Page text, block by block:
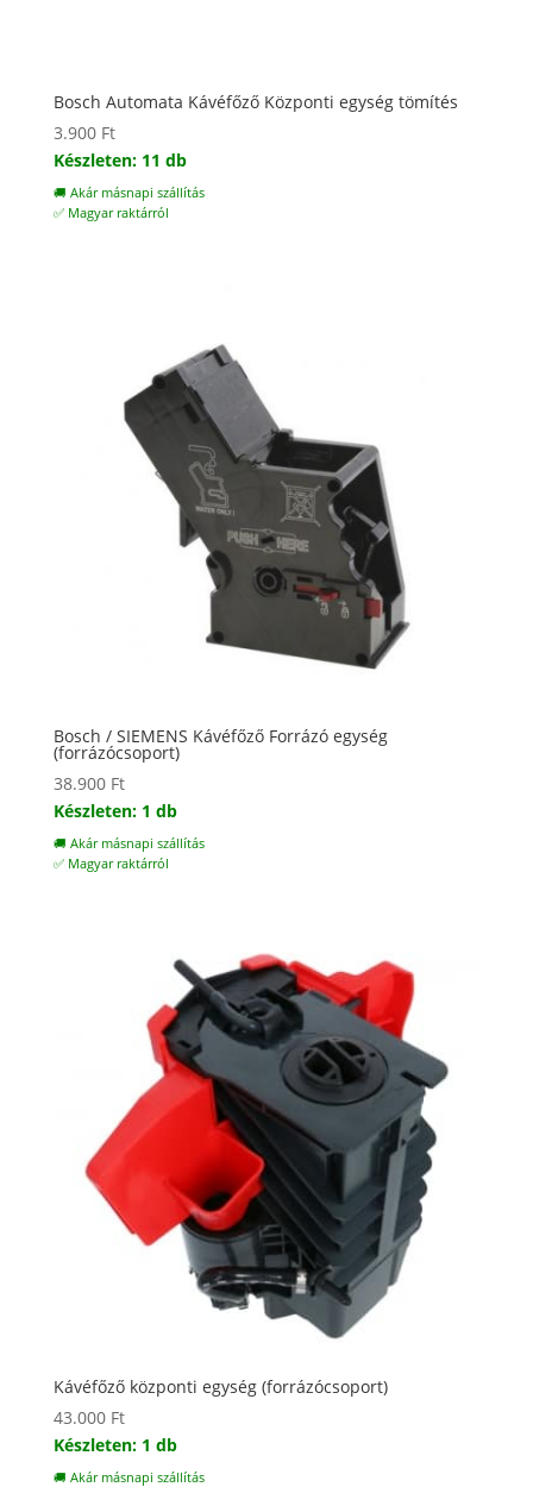
Bosch Automata Kávéfőző Központi egység tömítés
3.900 Ft
Készleten: 11 db
🚚 Akár másnapi szállítás
✅ Magyar raktárról
Bosch / SIEMENS Kávéfőző Forrázó egység
(forrázócsoport)
38.900 Ft
Készleten: 1 db
🚚 Akár másnapi szállítás
✅ Magyar raktárról
Kávéfőző központi egység (forrázócsoport)
43.000 Ft
Készleten: 1 db
🚚 Akár másnapi szállítás